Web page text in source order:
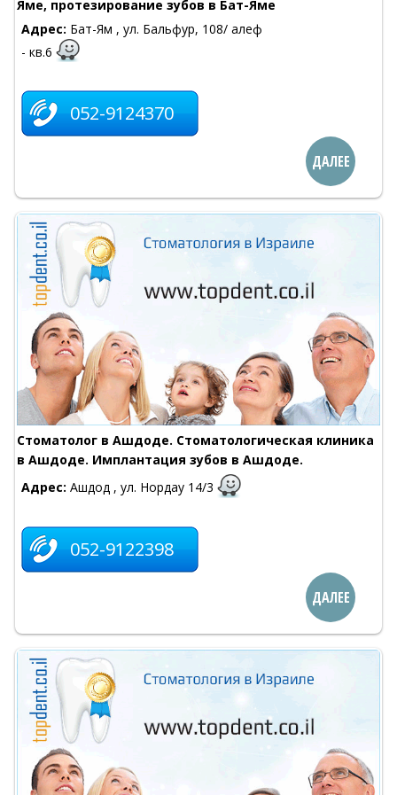
Яме, протезирование зубов в Бат-Яме
Адрес: Бат-Ям , ул. Бальфур, 108/ алеф
- кв.6
052-9124370
ДАЛЕЕ
Стоматолог в Ашдоде. Стоматологическая клиника
в Ашдоде. Имплантация зубов в Ашдоде.
Адрес: Ашдод , ул. Нордау 14/3
052-9122398
ДАЛЕЕ